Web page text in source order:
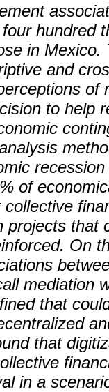
hundred
in
and
of
to help
of
projects that
On
mediation
that
that
in a